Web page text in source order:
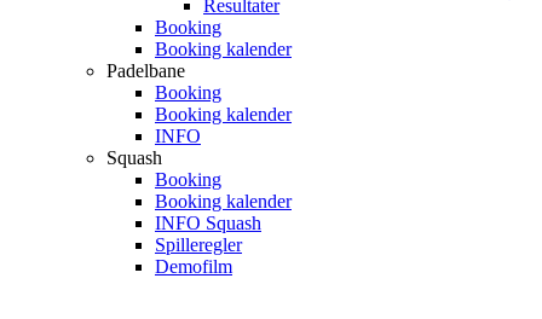
Resultater
Booking
Booking kalender
Padelbane
Booking
Booking kalender
INFO
Squash
Booking
Booking kalender
INFO Squash
Spilleregler
Demofilm